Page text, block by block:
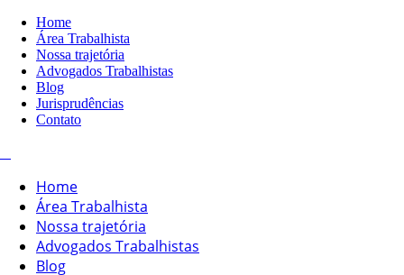
Home
Área Trabalhista
Nossa trajetória
Advogados Trabalhistas
Blog
Jurisprudências
Contato
Home
Área Trabalhista
Nossa trajetória
Advogados Trabalhistas
Blog